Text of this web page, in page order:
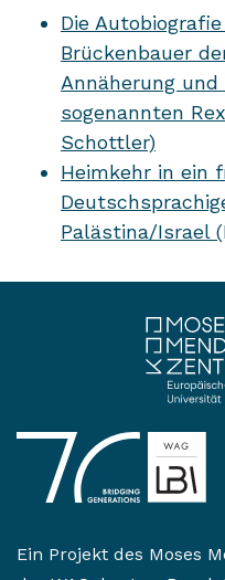
Die
Brückenbauer
Annäherung
sogenannten
Schottler)
Heimkehr in ein
Palästina/Israel
Ein Projekt des Moses